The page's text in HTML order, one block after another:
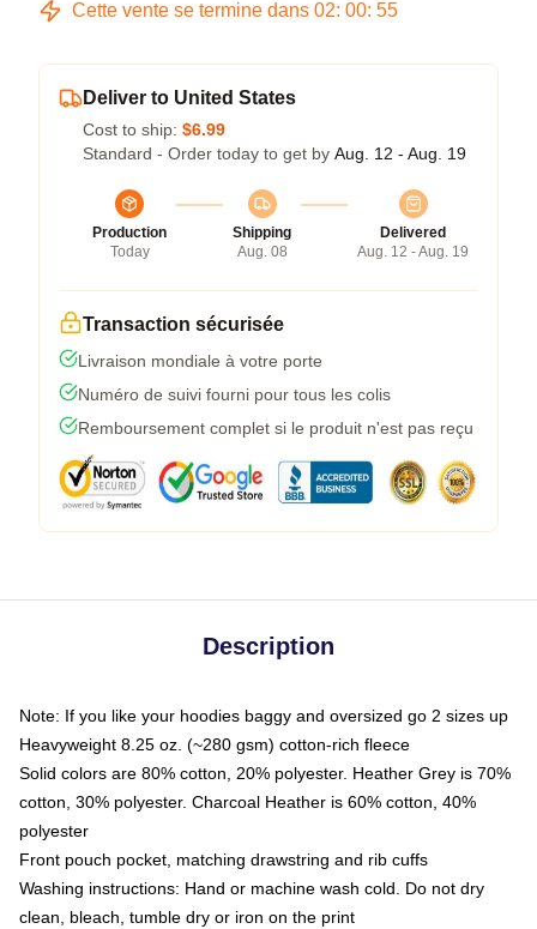
Cette vente se termine dans 02: 00: 54
Deliver to United States
Cost to ship: $6.99
Standard - Order today to get by Aug. 12 - Aug. 19
Production
Today
Shipping
Aug. 08
Delivered
Aug. 12 - Aug. 19
Transaction sécurisée
Livraison mondiale à votre porte
Numéro de suivi fourni pour tous les colis
Remboursement complet si le produit n'est pas reçu
Description
Note: If you like your hoodies baggy and oversized go 2 sizes up
Heavyweight 8.25 oz. (~280 gsm) cotton-rich fleece
Solid colors are 80% cotton, 20% polyester. Heather Grey is 70%
cotton, 30% polyester. Charcoal Heather is 60% cotton, 40%
polyester
Front pouch pocket, matching drawstring and rib cuffs
Washing instructions: Hand or machine wash cold. Do not dry
clean, bleach, tumble dry or iron on the print